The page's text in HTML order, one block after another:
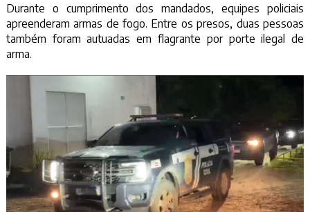
Durante o cumprimento dos mandados, equipes policiais
apreenderam armas de fogo. Entre os presos, duas pessoas
também foram autuadas em flagrante por porte ilegal de
arma.